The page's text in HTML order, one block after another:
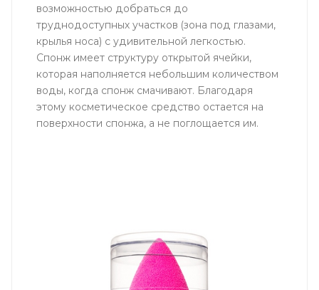
возможностью добраться до
труднодоступных участков (зона под глазами,
крылья носа) с удивительной легкостью.
Cпонж имеет структуру открытой ячейки,
которая наполняется небольшим количеством
воды, когда спонж смачивают. Благодаря
этому косметическое средство остается на
поверхности спонжа, а не поглощается им.